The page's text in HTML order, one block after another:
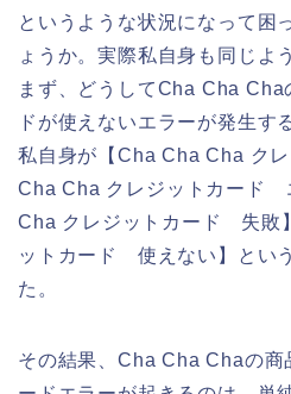
というような状況になって困
ょうか。実際私自身も同じよ
まず、どうしてCha Cha Cha
ドが使えないエラーが発生す
私自身が【Cha Cha Cha ク
Cha Cha クレジットカード
Cha クレジットカード 失敗
ットカード 使えない】とい
た。
その結果、Cha Cha Chaの商